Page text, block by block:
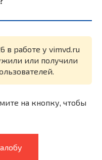
в работе у vimvd.ru
или получили
на кнопку, чтобы